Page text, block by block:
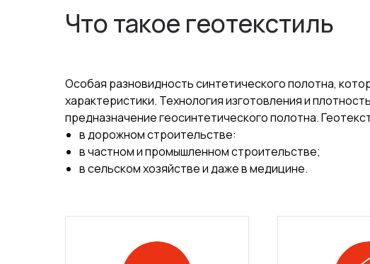
Что такое геотекстиль
Особая разновидность синтетического полотна,
характеристики. Технология изготовления и
предназначение геосинтетического полотна.
в дорожном строительстве:
в частном и промышленном строительстве;
в сельском хозяйстве и даже в медицине.